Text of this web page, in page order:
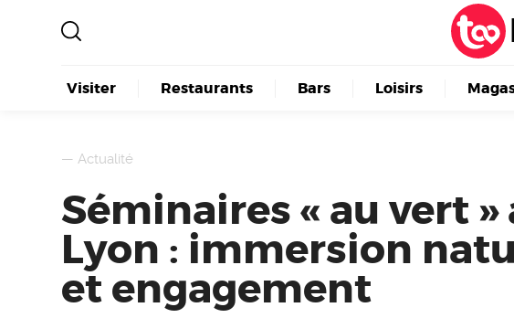
Visiter Restaurants Bars Loisirs
—Actualité
Séminaires « au vert
Lyon : immersion
et engagement